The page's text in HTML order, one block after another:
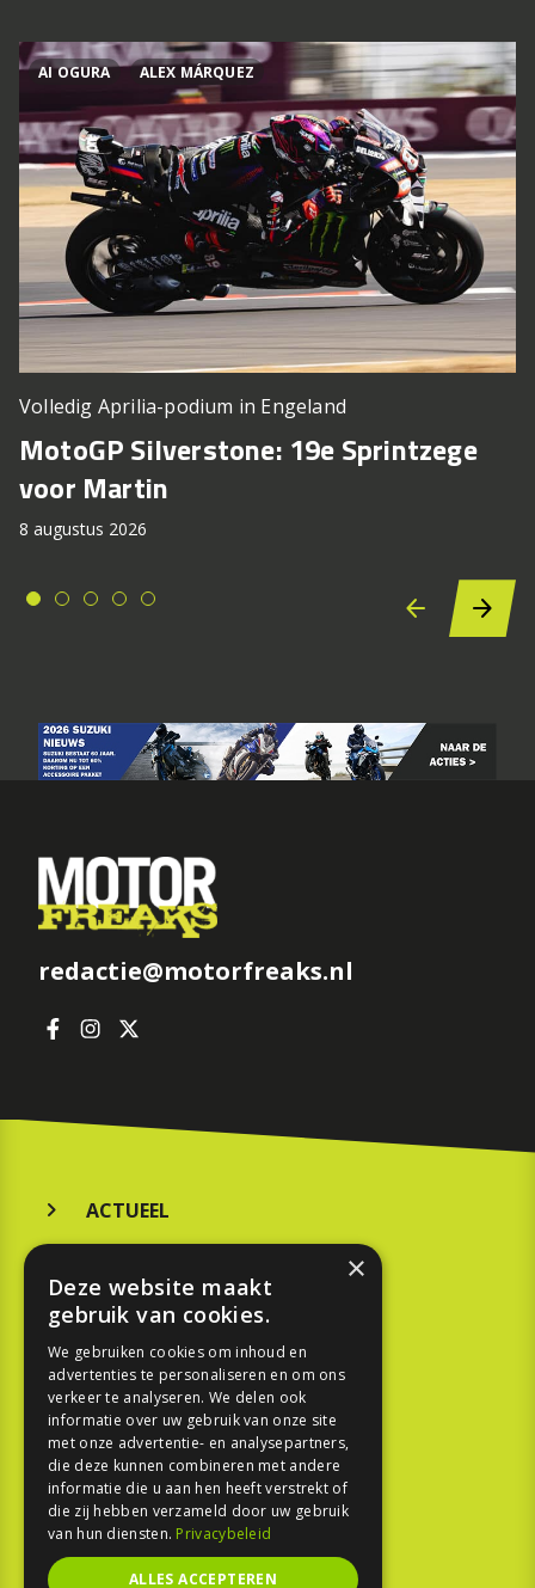
AI OGURA ALEX MÁRQUEZ
Volledig Aprilia-podium in Engeland
MotoGP Silverstone: 19e Sprintzege
voor Martin
8 augustus 2026
redactie@motorfreaks.nl
ACTUEEL
KOOPGIDS
TESTEN
SPORT
REPORTAGE
TOUREN
NIEUWSBRIEF
×
Deze website maakt
gebruik van cookies.
We gebruiken cookies om inhoud en
advertenties te personaliseren en om ons
verkeer te analyseren. We delen ook
informatie over uw gebruik van onze site
met onze advertentie- en analysepartners,
die deze kunnen combineren met andere
informatie die u aan hen heeft verstrekt of
die zij hebben verzameld door uw gebruik
van hun diensten. Privacybeleid
ALLES ACCEPTEREN